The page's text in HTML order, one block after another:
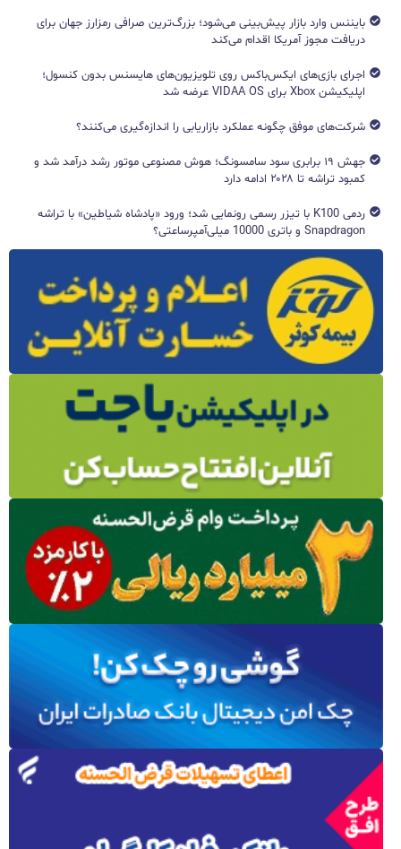
بایننس وارد بازار پیش‌بینی می‌شود؛ بزرگ‌ترین صرافی رمزارز جهان برای
دریافت مجوز آمریکا اقدام می‌کند
اجرای بازی‌های ایکس‌باکس روی تلویزیون‌های هایسنس بدون کنسول؛
اپلیکیشن Xbox برای VIDAA OS عرضه شد
شرکت‌های موفق چگونه عملکرد بازاریابی را اندازه‌گیری می‌کنند؟
جهش ۱۹ برابری سود سامسونگ؛ هوش مصنوعی موتور رشد درآمد شد و
کمبود تراشه تا ۲۰۲۸ ادامه دارد
ردمی K100 با تیزر رسمی رونمایی شد؛ ورود «پادشاه شیاطین» با تراشه
Snapdragon و باتری 10000 میلی‌آمپرساعتی؟